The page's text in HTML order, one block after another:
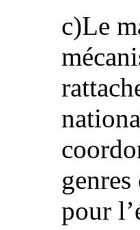
c)Le
pour